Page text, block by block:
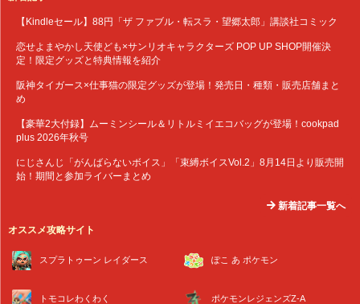
【Kindleセール】88円「ザ ファブル・転スラ・望郷太郎」講談社コミック
恋せよまやかし天使ども×サンリオキャラクターズ POP UP SHOP開催決
定！限定グッズと特典情報を紹介
阪神タイガース×仕事猫の限定グッズが登場！発売日・種類・販売店舗まと
め
【豪華2大付録】ムーミンシール＆リトルミイエコバッグが登場！cookpad
plus 2026年秋号
にじさんじ「がんばらないボイス」「束縛ボイスVol.2」8月14日より販売開
始！期間と参加ライバーまとめ
新着記事一覧へ
オススメ攻略サイト
スプラトゥーン レイダース ぽこ あ ポケモン
トモコレわくわく ポケモンレジェンズZ-A